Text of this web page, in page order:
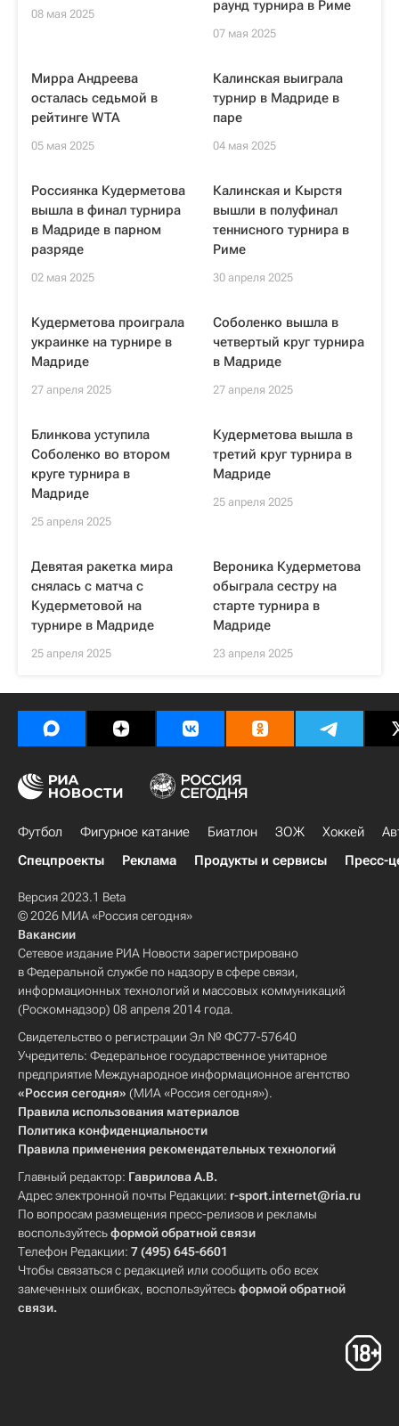
08 мая 2025
раунд турнира в Риме
07 мая 2025
Мирра Андреева
осталась седьмой в
рейтинге WTA
05 мая 2025
Калинская выиграла
турнир в Мадриде в
паре
04 мая 2025
Россиянка Кудерметова
вышла в финал турнира
в Мадриде в парном
разряде
02 мая 2025
Калинская и Кырстя
вышли в полуфинал
теннисного турнира в
Риме
30 апреля 2025
Кудерметова проиграла
украинке на турнире в
Мадриде
27 апреля 2025
Соболенко вышла в
четвертый круг турнира
в Мадриде
27 апреля 2025
Блинкова уступила
Соболенко во втором
круге турнира в
Мадриде
25 апреля 2025
Кудерметова вышла в
третий круг турнира в
Мадриде
25 апреля 2025
Девятая ракетка мира
снялась с матча с
Кудерметовой на
турнире в Мадриде
25 апреля 2025
Вероника Кудерметова
обыграла сестру на
старте турнира в
Мадриде
23 апреля 2025
Футбол Фигурное катание Биатлон ЗОЖ Хоккей
Спецпроекты
Реклама Продукты и сервисы Пресс-
Версия 2023.1 Beta
© 2026 МИА «Россия сегодня»
Вакансии
Сетевое издание РИА Новости зарегистрировано
в Федеральной службе по надзору в сфере связи,
информационных технологий и массовых коммуникаций
(Роскомнадзор) 08 апреля 2014 года.
Свидетельство о регистрации Эл № ФС77-57640
Учредитель: Федеральное государственное унитарное
предприятие Международное информационное агентство
«Россия сегодня» (МИА «Россия сегодня»).
Правила использования материалов
Политика конфиденциальности
Правила применения рекомендательных технологий
Главный редактор: Гаврилова А.В.
Адрес электронной почты Редакции: r-sport.internet@ria.ru
По вопросам размещения пресс-релизов и рекламы
воспользуйтесьформой обратной связи
Телефон Редакции: 7 (495) 645-6601
Чтобы связаться с редакцией или сообщить обо всех
замеченных ошибках, воспользуйтесьформой обратной
связи.